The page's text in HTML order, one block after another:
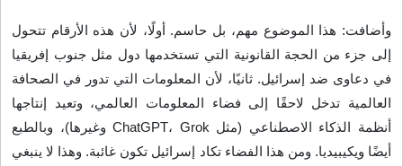
وأضافت: هذا الموضوع مهم، بل حاسم. أولًا، لأن هذه الأرقام تتحول
إلى جزء من الحجة القانونية التي تستخدمها دول مثل جنوب إفريقيا
في دعاوى ضد إسرائيل. ثانيًا، لأن المعلومات التي تدور في الصحافة
العالمية تدخل لاحقًا إلى فضاء المعلومات العالمي، وتعيد إنتاجها
أنظمة الذكاء الاصطناعي (مثل ، Grok وغيرها)، وبالطبع
أيضًا ويكيبيديا. ومن هذا الفضاء تكاد إسرائيل تكون غائبة. وهذا لا ينبغي